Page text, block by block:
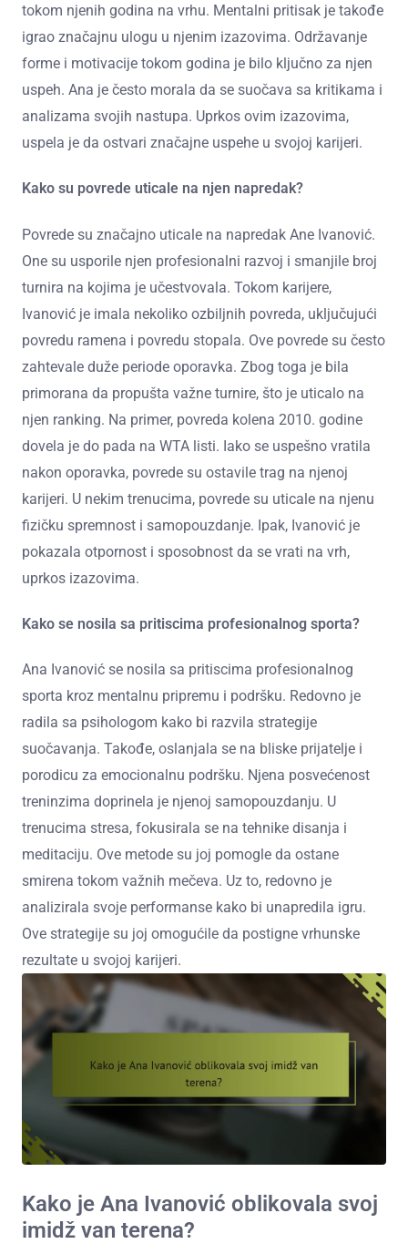
tokom njenih godina na vrhu. Mentalni pritisak je takođe
igrao značajnu ulogu u njenim izazovima. Održavanje
forme i motivacije tokom godina je bilo ključno za njen
uspeh. Ana je često morala da se suočava sa kritikama i
analizama svojih nastupa. Uprkos ovim izazovima,
uspela je da ostvari značajne uspehe u svojoj karijeri.
Kako su povrede uticale na njen napredak?
Povrede su značajno uticale na napredak Ane Ivanović.
One su usporile njen profesionalni razvoj i smanjile broj
turnira na kojima je učestvovala. Tokom karijere,
Ivanović je imala nekoliko ozbiljnih povreda, uključujući
povredu ramena i povredu stopala. Ove povrede su često
zahtevale duže periode oporavka. Zbog toga je bila
primorana da propušta važne turnire, što je uticalo na
njen ranking. Na primer, povreda kolena 2010. godine
dovela je do pada na WTA listi. Iako se uspešno vratila
nakon oporavka, povrede su ostavile trag na njenoj
karijeri. U nekim trenucima, povrede su uticale na njenu
fizičku spremnost i samopouzdanje. Ipak, Ivanović je
pokazala otpornost i sposobnost da se vrati na vrh,
uprkos izazovima.
Kako se nosila sa pritiscima profesionalnog sporta?
Ana Ivanović se nosila sa pritiscima profesionalnog
sporta kroz mentalnu pripremu i podršku. Redovno je
radila sa psihologom kako bi razvila strategije
suočavanja. Takođe, oslanjala se na bliske prijatelje i
porodicu za emocionalnu podršku. Njena posvećenost
treninzima doprinela je njenoj samopouzdanju. U
trenucima stresa, fokusirala se na tehnike disanja i
meditaciju. Ove metode su joj pomogle da ostane
smirena tokom važnih mečeva. Uz to, redovno je
analizirala svoje performanse kako bi unapredila igru.
Ove strategije su joj omogućile da postigne vrhunske
rezultate u svojoj karijeri.
Kako je Ana Ivanović oblikovala svoj
imidž van terena?